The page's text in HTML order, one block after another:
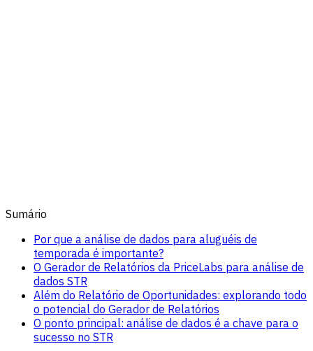
Sumário
Por que a análise de dados para aluguéis de
temporada é importante?
O Gerador de Relatórios da PriceLabs para análise de
dados STR
Além do Relatório de Oportunidades: explorando todo
o potencial do Gerador de Relatórios
O ponto principal: análise de dados é a chave para o
sucesso no STR